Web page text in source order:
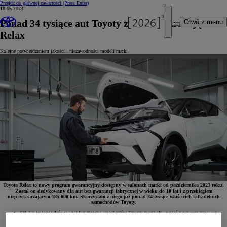
Przejdź do głównej zawartości (Press Enter)
Otwórz menu
18-05-2023
Ponad 34 tysiące aut Toyoty z nową gwarancją
Relax
Kolejne potwierdzeniem jakości i niezawodności modeli marki
Toyota Relax to nowy program gwarancyjny dostępny w salonach marki od października 2023 roku.
Został on dedykowany dla aut bez gwarancji fabrycznej w wieku do 10 lat i z przebiegiem
nieprzekraczającym 185 000 km. Skorzystało z niego już ponad 34 tysiące właścicieli kilkuletnich
samochodów Toyoty.
Od 7 miesięcy właściciele kilkuletnich samochodów Toyoty mogą skorzystać z nowego programu